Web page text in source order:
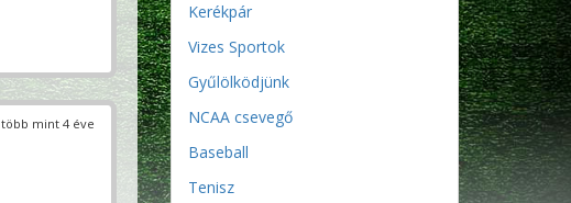
több mint 4 éve
Kerékpár
Vizes Sportok
Gyűlölködjünk
NCAA csevegő
Baseball
Tenisz